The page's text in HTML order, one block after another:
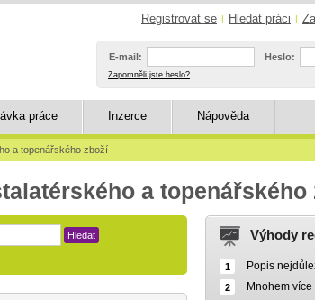
Registrovat se | Hledat práci |
E-mail: Heslo:
Zapomněli jste heslo?
práce Inzerce Nápověda
a topenářského zboží
a topenářského
Hledat Výhody
1 Popis
2 Mnohem